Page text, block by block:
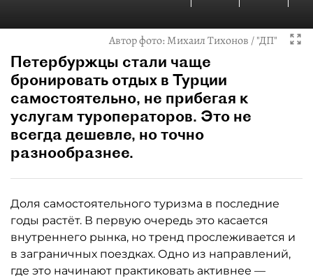
Автор фото:Михаил Тихонов / "ДП"
Петербуржцы стали чаще
бронировать отдых в Турции
самостоятельно, не прибегая к
услугам туроператоров. Это не
всегда дешевле, но точно
разнообразнее.
Доля самостоятельного туризма в последние
годы растёт. В первую очередь это касается
внутреннего рынка, но тренд прослеживается и
в заграничных поездках. Одно из направлений,
где это начинают практиковать активнее —